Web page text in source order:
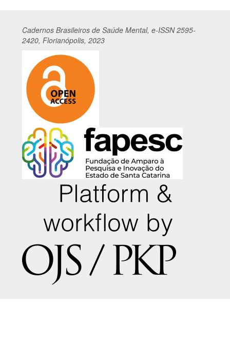
Cadernos Brasileiros de Saúde Mental, e-ISSN 2595-
2420, Florianópolis, 2023